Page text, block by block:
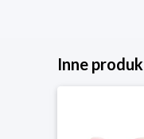
Inne